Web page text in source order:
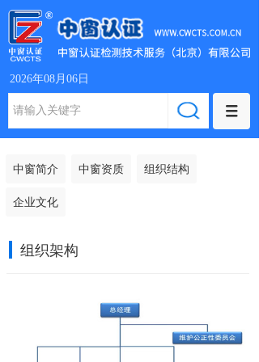
2026年08月06日
中窗简介 中窗资质 组织结构
企业文化
组织架构